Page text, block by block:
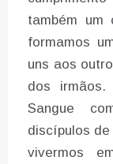
também um
formamos
uns aos
dos
Sangue
discípulos
vivermos